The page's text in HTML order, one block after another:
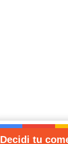
Decidi tu